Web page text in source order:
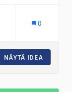
0
NÄYTÄ IDEA